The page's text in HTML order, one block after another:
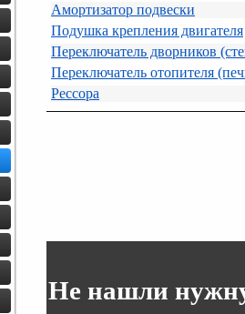
Амортизатор подвески
Подушка крепления двигателя
Переключатель дворников
Переключатель отопителя
Рессора
Не нашли